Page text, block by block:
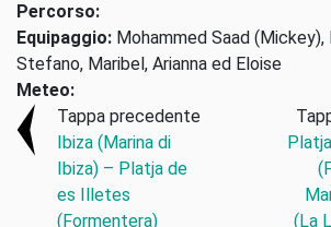
Percorso:
Equipaggio: Mohammed Saad
Stefano, Maribel, Arianna ed Eloise
Meteo:
Tappa precedente
Ibiza (Marina di
Ibiza) – Platja de
es Illetes
(Formentera)
(La